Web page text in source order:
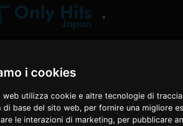
i cookies
web utilizza cookie e altre tecnologie di
di base del sito web, per fornire una migliore
le interazioni di marketing, per pubblicare
▼